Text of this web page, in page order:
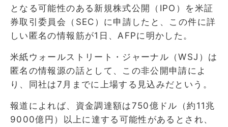
となる可能性のある新規株式公開（IPO）を米証
券取引委員会（SEC）に申請したと、この件に詳
しい匿名の情報筋が1日、AFPに明かした。
米紙ウォールストリート・ジャーナル（WSJ）は
匿名の情報源の話として、この非公開申請によ
り、同社は7月までに上場する見込みだという。
報道によれば、資金調達額は750億ドル（約11兆
9000億円）以上に達する可能性があるとされ、